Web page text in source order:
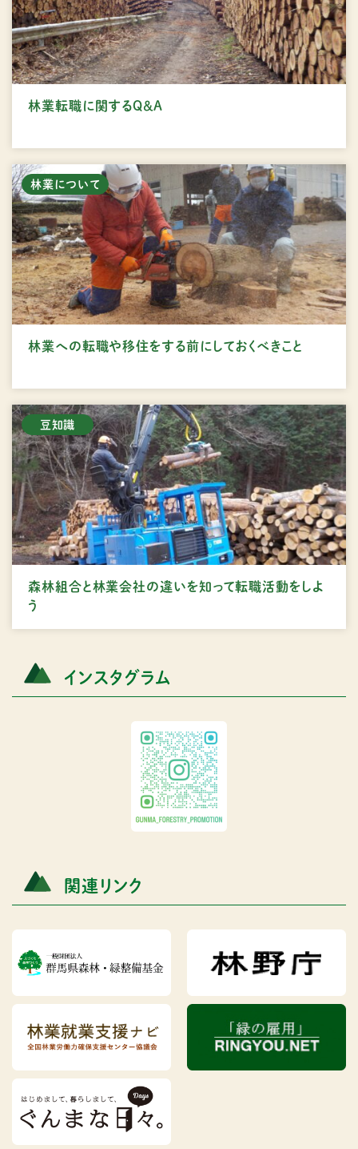
林業転職に関するQ＆A
林業への転職や移住をする前にしておくべきこと
林業について
森林組合と林業会社の違いを知って転職活動をしよ
う
豆知識
インスタグラム
関連リンク